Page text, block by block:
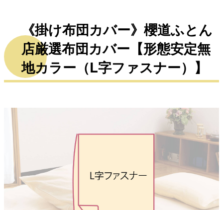
《掛け布団カバー》櫻道ふとん
店厳選布団カバー【形態安定無
地カラー（L字ファスナー）】